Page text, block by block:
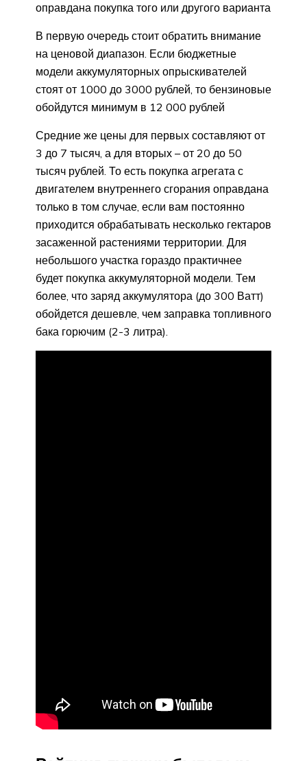
оправдана покупка того или другого варианта
В первую очередь стоит обратить внимание
на ценовой диапазон. Если бюджетные
модели аккумуляторных опрыскивателей
стоят от 1000 до 3000 рублей, то бензиновые
обойдутся минимум в 12 000 рублей
Средние же цены для первых составляют от
3 до 7 тысяч, а для вторых – от 20 до 50
тысяч рублей. То есть покупка агрегата с
двигателем внутреннего сгорания оправдана
только в том случае, если вам постоянно
приходится обрабатывать несколько гектаров
засаженной растениями территории. Для
небольшого участка гораздо практичнее
будет покупка аккумуляторной модели. Тем
более, что заряд аккумулятора (до 300 Ватт)
обойдется дешевле, чем заправка топливного
бака горючим (2-3 литра).